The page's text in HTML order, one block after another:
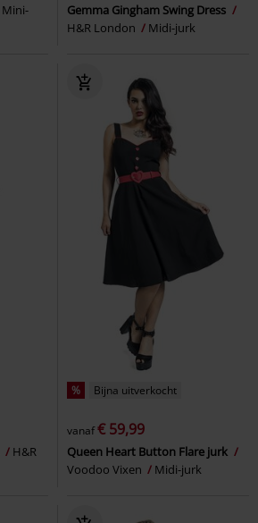
Mini-
Gemma Gingham Swing Dress
H&R London
Midi-jurk
H&R
% Bijna uitverkocht
vanaf€ 59,99
Queen Heart Button Flare jurk
Voodoo Vixen
Midi-jurk